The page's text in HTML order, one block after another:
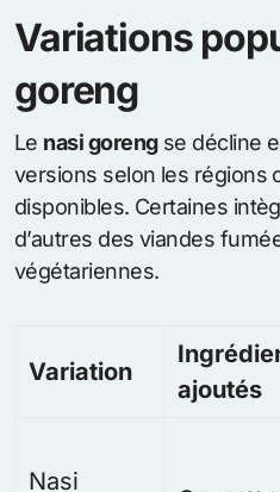
Variations
goreng
Le nasi gorengse décline
versions selon les régions
disponibles. Certaines
d’autres des viandes
végétariennes.
Variation
ajoutés
Nasi